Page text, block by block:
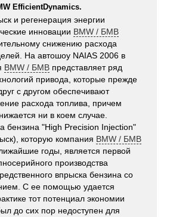
EfficientDynamics.
и регенерация энергии
инновации BMW / БМВ
снижению расхода
На автошоу NAIAS 2006 в
BMW / БМВ представляет ряд
привода, которые прежде
с другом обеспечивают
расхода топлива, причем
ни в коем случае.
бензина "High Precision Injection"
которую компания BMW / БМВ
годы, является первой
производства
впрыска бензина со
С ее помощью удается
тот потенциал экономии
до сих пор недоступен для